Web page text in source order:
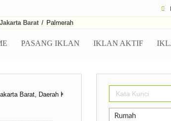
Jakarta Barat / Palmerah
PASANG IKLAN IKLAN AKTIF
Barat, Daerah Khusus Ibukota Jakarta 11480